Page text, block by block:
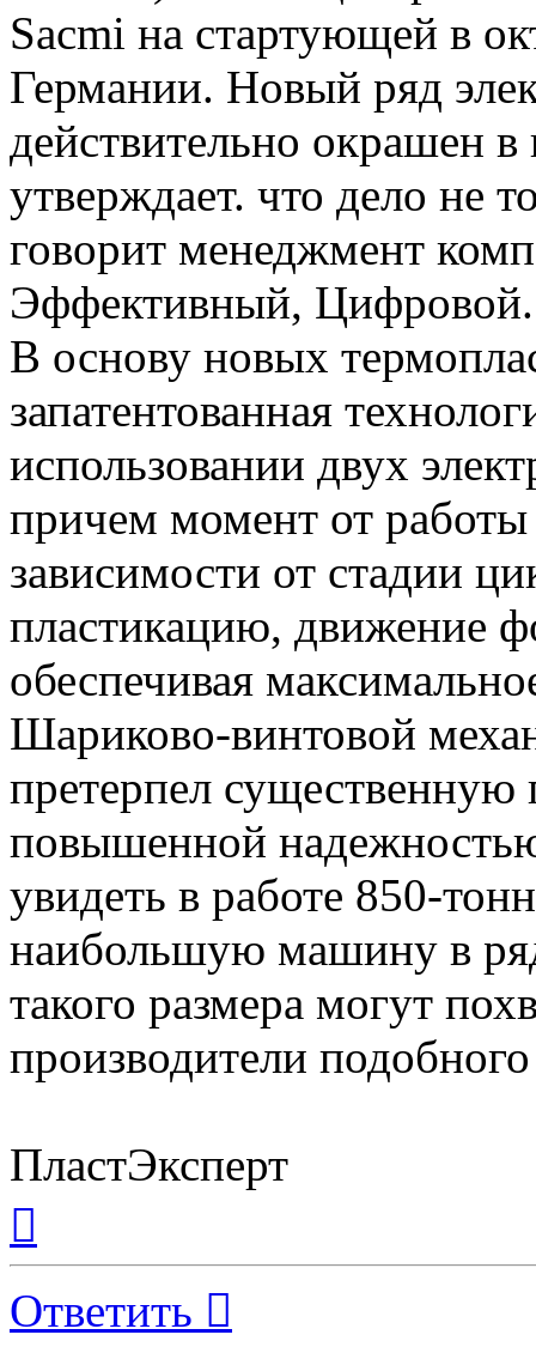
Sacmi на стартующей в
Германии. Новый ряд
действительно окрашен
утверждает. что дело не
говорит менеджмент
Эффективный, Цифровой.
В основу новых
запатентованная
использовании двух
причем момент от работы
зависимости от стадии
пластикацию, движение
обеспечивая
Шариково-винтовой
претерпел существенную
повышенной
увидеть в работе 850-
наибольшую машину в
такого размера могут
производители
ПластЭксперт
началу
Ответить